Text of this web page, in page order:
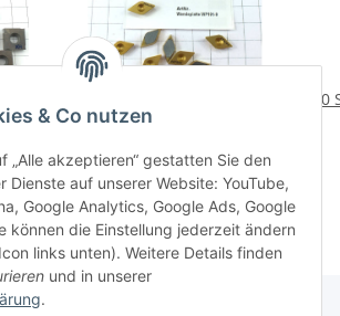
Seco Insert Wendeplatte
WP191-8
& Co nutzen
„Alle akzeptieren“ gestatten Sie den
Dienste auf unserer Website: YouTube,
Google Analytics, Google Ads, Google
können die Einstellung jederzeit ändern
links unten). Weitere Details finden
und in unserer
.